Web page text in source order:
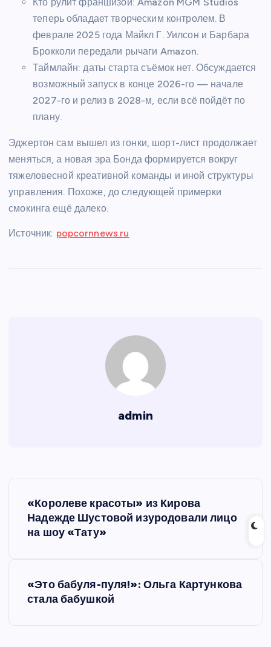
теперь обладает творческим контролем. В
феврале 2025 года Майкл Г. Уилсон и Барбара
Брокколи передали рычаги Amazon.
Таймлайн: даты старта съёмок нет. Обсуждается
возможный запуск в конце 2026-го — начале
2027-го и релиз в 2028-м, если всё пойдёт по
плану.
Эджертон сам вышел из гонки, шорт-лист продолжает
меняться, а новая эра Бонда формируется вокруг
тяжеловесной креативной команды и иной структуры
управления. Похоже, до следующей примерки
смокинга ещё далеко.
Источник: popcornnews.ru
admin
«Королеве красоты» из Кирова
Надежде Шустовой изуродовали лицо
на шоу «Тату»
«Это бабуля-пуля!»: Ольга Картункова
стала бабушкой